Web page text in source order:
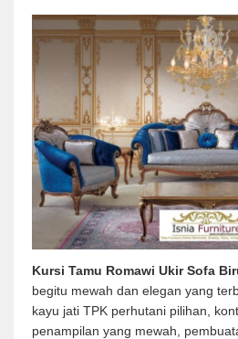
Kursi Tamu Romawi Ukir Sofa
begitu mewah dan elegan yang
kayu jati TPK perhutani pilihan,
penampilan yang mewah,